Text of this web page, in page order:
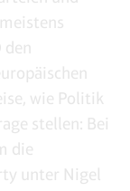
wie Politik
stellen: Bei
die
unter Nigel